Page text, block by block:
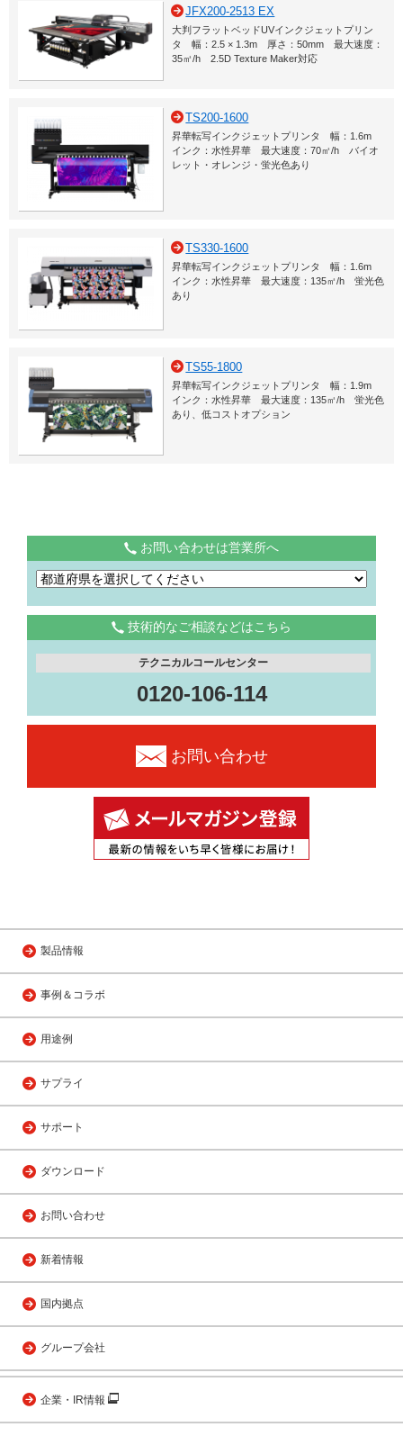
JFX200-2513 EX
大判フラットベッドUVインクジェットプリン
タ 幅：2.5 × 1.3m 厚さ：50mm 最大速度：
35㎡/h 2.5D Texture Maker対応
TS200-1600
昇華転写インクジェットプリンタ 幅：1.6m
インク：水性昇華 最大速度：70㎡/h バイオ
レット・オレンジ・蛍光色あり
TS330-1600
昇華転写インクジェットプリンタ 幅：1.6m
インク：水性昇華 最大速度：135㎡/h 蛍光色
あり
TS55-1800
昇華転写インクジェットプリンタ 幅：1.9m
インク：水性昇華 最大速度：135㎡/h 蛍光色
あり、低コストオプション
お問い合わせは営業所へ
技術的なご相談などはこちら
テクニカルコールセンター
0120-106-114
お問い合わせ
製品情報
事例＆コラボ
用途例
サプライ
サポート
ダウンロード
お問い合わせ
新着情報
国内拠点
グループ会社
企業・IR情報